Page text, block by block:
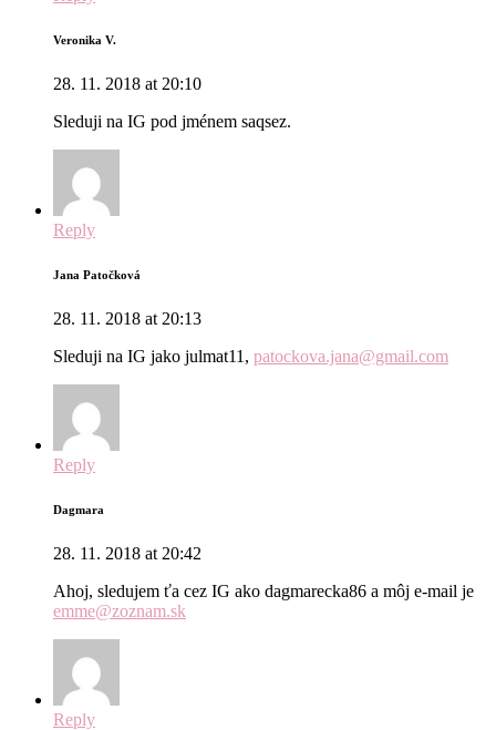
Veronika V.
28. 11. 2018 at 20:10
Sleduji na IG pod jménem saqsez.
Reply
Jana Patočková
28. 11. 2018 at 20:13
Sleduji na IG jako julmat11, patockova.jana@gmail.com
Reply
Dagmara
28. 11. 2018 at 20:42
Ahoj, sledujem ťa cez IG ako dagmarecka86 a môj e-mail je
emme@zoznam.sk
Reply